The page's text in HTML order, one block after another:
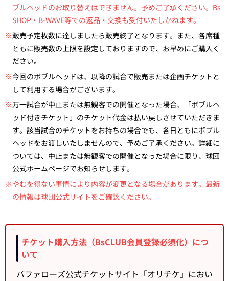
ブルヘッドのお取り替えはできません。予めご了承ください。Bs
SHOP・B-WAVE等での返品・交換も受付いたしかねます。
※販売予定枚数に達しましたら販売終了となります。また、各席種
ともに販売数の上限を設定しておりますので、お早めにご購入く
ださい。
※今回のボブルヘッドは、以降の試合で販売または企画チケットと
して利用する場合がございます。
※万一試合が中止または無観客での開催となった場合、「ボブルヘ
ッド付きチケット」のチケット代金は払い戻しさせていただきま
す。該当試合のチケットをお持ちの場合でも、各日ともにボブル
ヘッドをお渡しいたしませんので、予めご了承ください。詳細に
ついては、中止または無観客での開催となった場合に限り、球団
公式ホームページでお知らせします。
※やむを得ない事情により内容が変更となる場合があります。最新
の情報は球団公式サイトをご確認ください。
チケット購入方法（BsCLUB会員登録必須化）につ
いて
バファローズ公式チケットサイト「オリチケ」におい